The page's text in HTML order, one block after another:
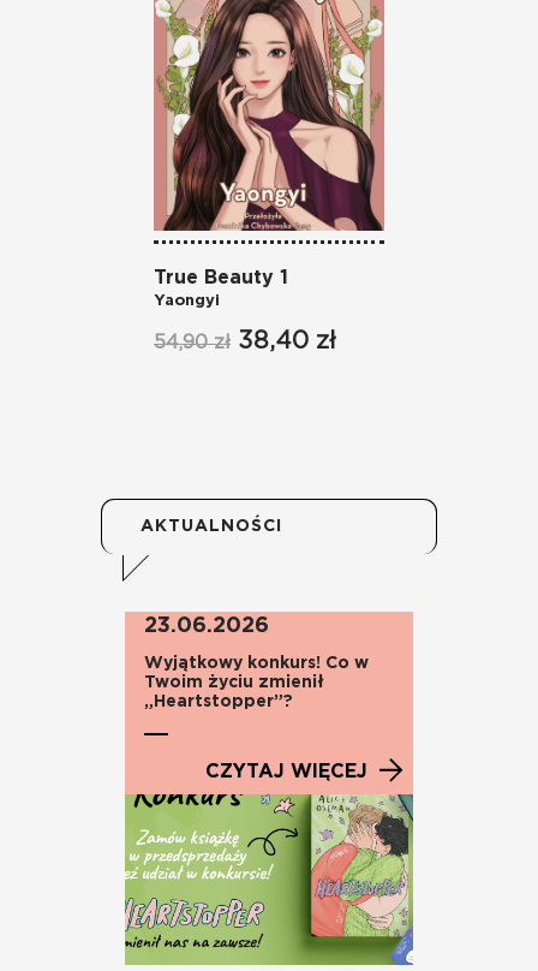
True Beauty 1
Yaongyi
54,90 zł 38,40 zł
AKTUALNOŚCI
CZYTAJ WIĘCEJ
23.06.2026
Wyjątkowy konkurs! Co w
Twoim życiu zmienił
„Heartstopper”?